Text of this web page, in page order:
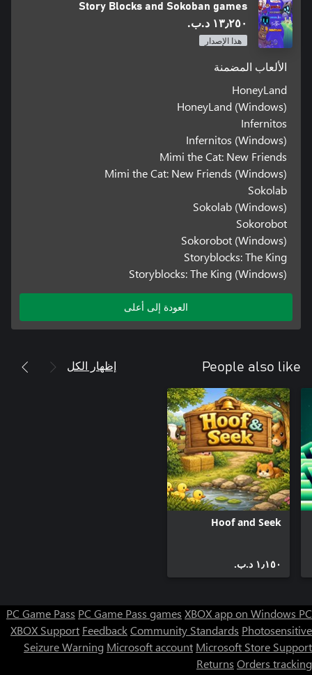
Story Blocks and Sokoban games
١٣٫٢٥٠ د.ب.‏
هذا الإصدار
الألعاب المضمنة
HoneyLand
HoneyLand (Windows)
Infernitos
Infernitos (Windows)
Mimi the Cat: New Friends
Mimi the Cat: New Friends (Windows)
Sokolab
Sokolab (Windows)
Sokorobot
Sokorobot (Windows)
Storyblocks: The King
Storyblocks: The King (Windows)
العودة إلى أعلى
People also like إظهار الكل
Hoof and Seek
١٫١٥٠ د.ب.‏
PC Game Pass PC Game Pass games XBOX app on Windows PC
XBOX Support FeedbackCommunity Standards Photosensitive
Seizure Warning Microsoft account Microsoft Store Support
Returns Orders tracking